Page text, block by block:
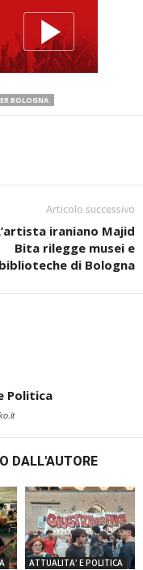
BOLOGNA
Articolo successivo
iraniano Majid
Bita rilegge musei e
biblioteche di Bologna
Politica
DALL'AUTORE
ATTUALITA' E POLITICA